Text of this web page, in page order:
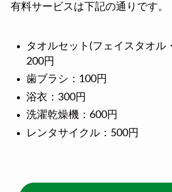
有料サービスは下記の通りです。
タオルセット(フェイスタオル
200円
歯ブラシ：100円
浴衣：300円
洗濯乾燥機：600円
レンタサイクル：500円